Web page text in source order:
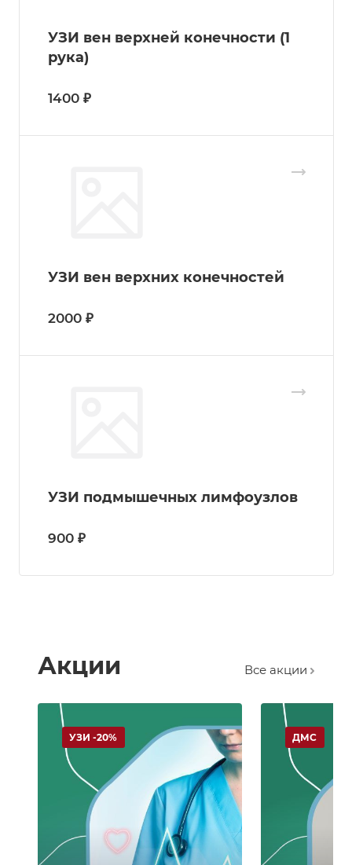
УЗИ вен верхней конечности (1
рука)
1400 ₽
УЗИ вен верхних конечностей
2000 ₽
УЗИ подмышечных лимфоузлов
900 ₽
Акции Все акции
УЗИ -20% ДМС